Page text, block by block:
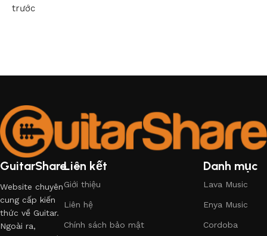
trước
GuitarShare
Website chuyên
cung cấp kiến
thức về Guitar.
Ngoài ra,
Liên kết
Giới thiệu
Liên hệ
Chính sách bảo mật
Danh mục
Lava Music
Enya Music
Cordoba